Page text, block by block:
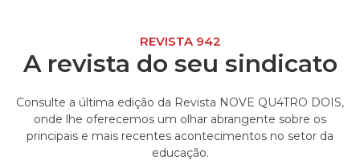
REVISTA 942
A revista do seu sindicato
Consulte a última edição da Revista NOVE QU4TRO DOIS,
onde lhe oferecemos um olhar abrangente sobre os
principais e mais recentes acontecimentos no setor da
educação.